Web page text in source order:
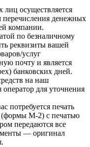
лиц осуществляется
перечисления денежных
компании.
по безналичному
реквизиты вашей
услуг
почту и является
банковских дней.
на наш
оператор для уточнения
потребуется печать
(формы М-2) с печатью
передаются все
— оригинал